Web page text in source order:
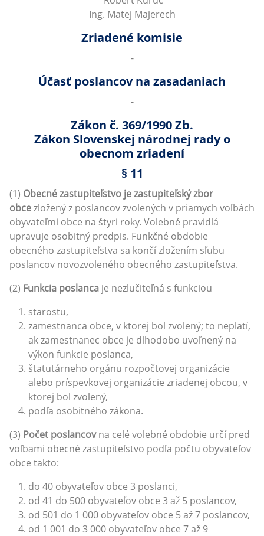
Ing. Matej Majerech
Zriadené komisie
-
Účasť poslancov na zasadaniach
-
Zákon č. 369/1990 Zb.
Zákon Slovenskej národnej rady o
obecnom zriadení
§ 11
(1) Obecné zastupiteľstvo je zastupiteľský zbor
obcezložený z poslancov zvolených v priamych voľbách
obyvateľmi obce na štyri roky. Volebné pravidlá
upravuje osobitný predpis. Funkčné obdobie
obecného zastupiteľstva sa končí zložením sľubu
poslancov novozvoleného obecného zastupiteľstva.
(2) Funkcia poslanca je nezlučiteľná s funkciou
starostu,
zamestnanca obce, v ktorej bol zvolený; to neplatí,
ak zamestnanec obce je dlhodobo uvoľnený na
výkon funkcie poslanca,
štatutárneho orgánu rozpočtovej organizácie
alebo príspevkovej organizácie zriadenej obcou, v
ktorej bol zvolený,
podľa osobitného zákona.
(3) Počet poslancovna celé volebné obdobie určí pred
voľbami obecné zastupiteľstvo podľa počtu obyvateľov
obce takto:
do 40 obyvateľov obce 3 poslanci,
od 41 do 500 obyvateľov obce 3 až 5 poslancov,
od 501 do 1 000 obyvateľov obce 5 až 7 poslancov,
od 1 001 do 3 000 obyvateľov obce 7 až 9